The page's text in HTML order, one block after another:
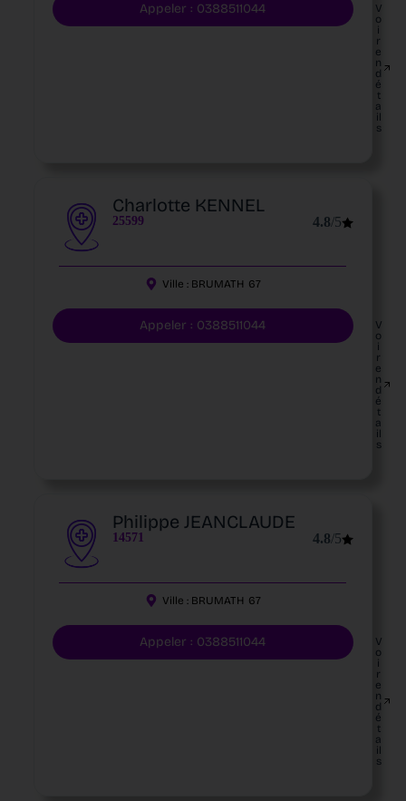
Appeler : 0388511044
V
o
i
r
e
n
d
é
t
a
il
s
Charlotte KENNEL
25599 4.8/5
Ville : BRUMATH 67
Appeler : 0388511044
V
o
i
r
e
n
d
é
t
a
il
s
Philippe JEANCLAUDE
14571 4.8/5
Ville : BRUMATH 67
Appeler : 0388511044
V
o
i
r
e
n
d
é
t
a
il
s